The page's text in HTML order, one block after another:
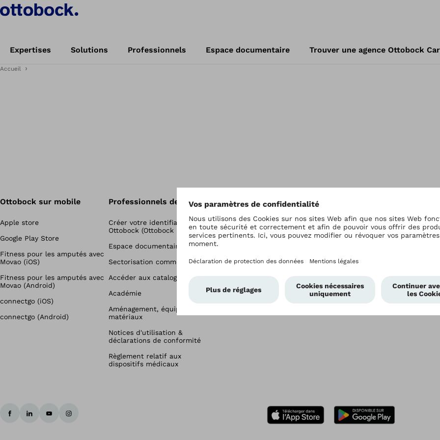
Expertises Solutions Professionnels Espace documentaire Trouver une agence Ottobock
Accueil
Ottobock sur mobile
Apple store
Google Play Store
Fitness pour les amputés avec
Movao (iOS)
Fitness pour les amputés avec
Movao (Android)
connectgo (iOS)
connectgo (Android)
Professionnels de santé
Créer votre identifiant unique
Ottobock (Ottobock ID)
Espace documentaire
Sectorisation commerciale
Accéder aux catalogues
Académie
Aménagement, équipements &
matériaux
Notices d'utilisation &
déclarations de conformité
Règlement relatif aux
dispositifs médicaux
Liens utiles
Nous recrutons
Ottobock.care
ciblée (TMR)